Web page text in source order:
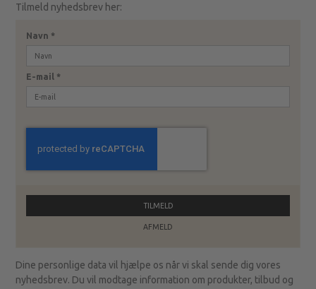
Tilmeld nyhedsbrev her:
Navn *
E-mail *
TILMELD
AFMELD
Dine personlige data vil hjælpe os når vi skal sende dig vores
nyhedsbrev. Du vil modtage information om produkter, tilbud og